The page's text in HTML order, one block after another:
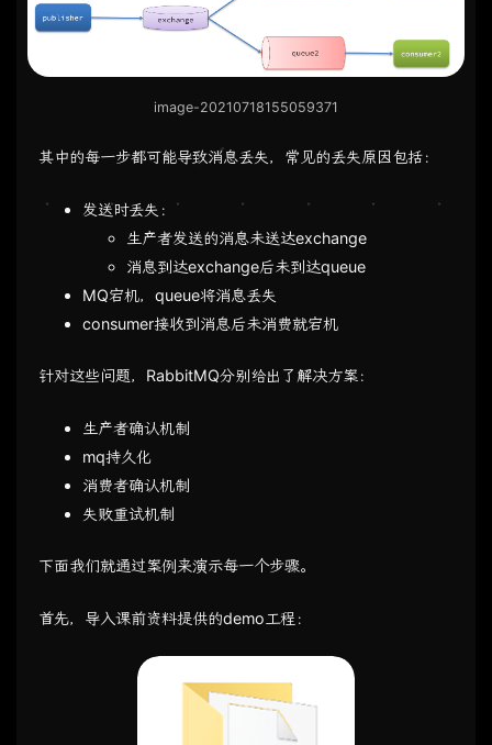
image-20210718155059371
其中的每一步都可能导致消息丢失，常见的丢失原因包括：
发送时丢失：
生产者发送的消息未送达exchange
消息到达exchange后未到达queue
MQ宕机，queue将消息丢失
consumer接收到消息后未消费就宕机
针对这些问题，RabbitMQ分别给出了解决方案：
生产者确认机制
mq持久化
消费者确认机制
失败重试机制
下面我们就通过案例来演示每一个步骤。
首先，导入课前资料提供的demo工程：